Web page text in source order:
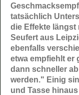
tatsächlich
die Effekte längst
Seufert aus
ebenfalls
etwa empfiehlt er
dann schneller
werden." Einig
und Tasse